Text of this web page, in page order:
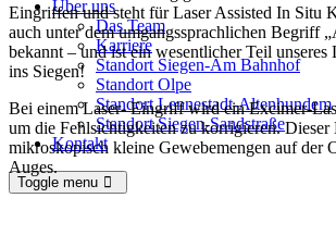
Über uns
Das Team
Karriere
Standort Siegen-Am Bahnhof
Standort Olpe
Standort Lennestadt-Altenhundem
Standort Siegen-Sandstraße
Kontakt
Toggle menu
Eingriffen und steht für Laser Assisted In Situ
auch unter dem umgangssprachlichen Begriff
bekannt – und ist ein wesentlicher Teil unseres
ins Siegen!
Bei einem Laser- Eingriff wird ein Excimer-
um die Fehlsichtigkeiten zu korrigieren. Dieser
mikroskopisch kleine Gewebemengen auf der
Auges.